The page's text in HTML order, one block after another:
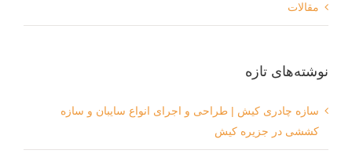
مقالات
نوشته‌های تازه
سازه چادری کیش | طراحی و اجرای انواع سایبان و سازه
کششی در جزیره کیش